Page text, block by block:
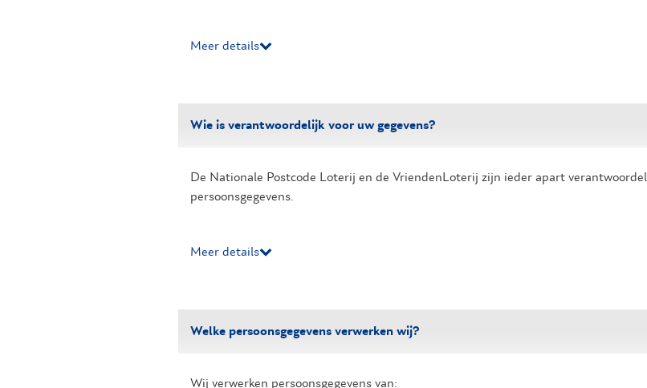
Meer details
Wie is verantwoordelijk voor uw gegevens?
De Nationale Postcode Loterij en de VriendenLoterij zijn ieder apart
persoonsgegevens.
Meer details
Welke persoonsgegevens verwerken wij?
Wij verwerken persoonsgegevens van: